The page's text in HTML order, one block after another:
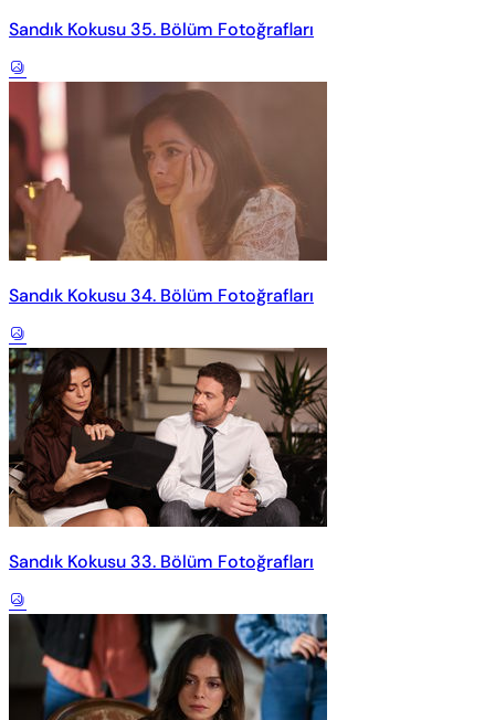
Sandık Kokusu 35. Bölüm Fotoğrafları
Sandık Kokusu 34. Bölüm Fotoğrafları
Sandık Kokusu 33. Bölüm Fotoğrafları